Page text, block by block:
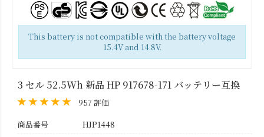
This battery is not compatible with the battery voltage
15.4V and 14.8V.
3 セル 52.5Wh 新品 HP 917678-171 バッテリー互換
957 評価
商品番号
HJP1448